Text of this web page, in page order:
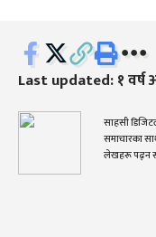
Last updated: १ वर्ष
साहसी
समाचारका
लेखहरू पढ्न